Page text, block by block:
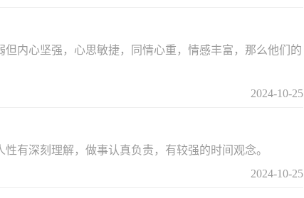
内心坚强，心思敏捷，同情心重，情感丰富，那么他们的
2024-10-25
有深刻理解，做事认真负责，有较强的时间观念。
2024-10-25